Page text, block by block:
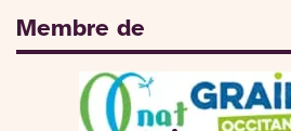
Membre de